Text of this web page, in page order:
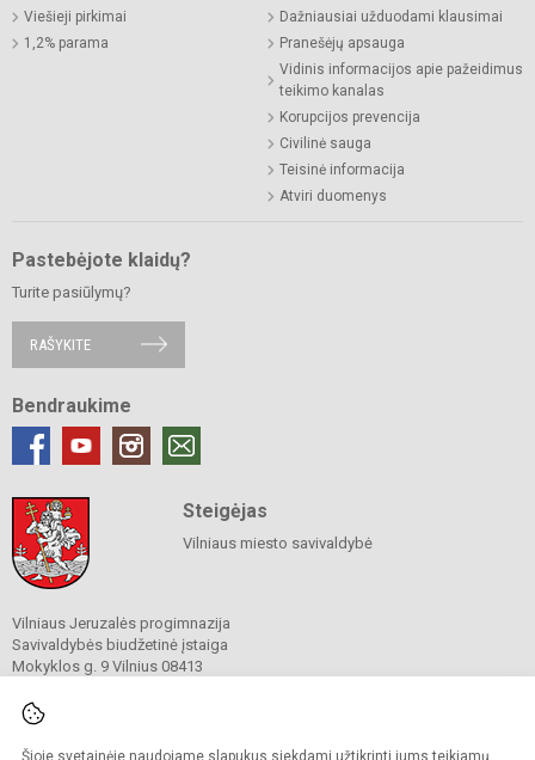
Šioje svetainėje naudojame slapukus siekdami užtikrinti jums teikiamų
Viešieji pirkimai
1,2% parama
Dažniausiai užduodami klausimai
Pranešėjų apsauga
Vidinis informacijos apie pažeidimus
teikimo kanalas
Korupcijos prevencija
Civilinė sauga
Teisinė informacija
Atviri duomenys
Pastebėjote klaidų?
Turite pasiūlymų?
RAŠYKITE
Bendraukime
Steigėjas
Vilniaus miesto savivaldybė
Vilniaus Jeruzalės progimnazija
Savivaldybės biudžetinė įstaiga
Mokyklos g. 9 Vilnius 08413
Tel./ faks. (8 5) 269 7203
El. p.
Duomenys kaupiami ir saugomi